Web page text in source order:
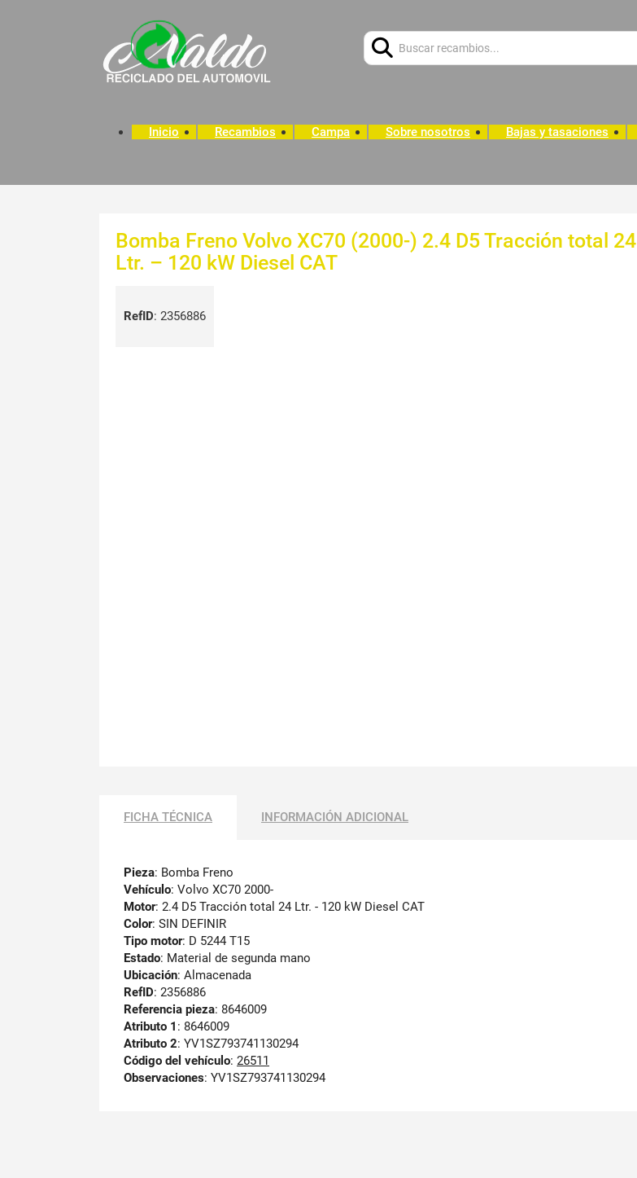
Inicio Recambios Campa Sobre nosotros Bajas y tasaciones
Bomba Freno Volvo XC70 (2000-) 2.4 D5 Tracción total 24
Ltr. – 120 kW Diesel CAT
RefID: 2356886
FICHA TÉCNICA INFORMACIÓN ADICIONAL
Pieza: Bomba Freno
Vehículo: Volvo XC70 2000-
Motor: 2.4 D5 Tracción total 24 Ltr. - 120 kW Diesel CAT
Color: SIN DEFINIR
Tipo motor: D 5244 T15
Estado: Material de segunda mano
Ubicación: Almacenada
RefID: 2356886
Referencia pieza: 8646009
Atributo 1 : 8646009
Atributo 2: YV1SZ793741130294
Código del vehículo: 26511
Observaciones: YV1SZ793741130294